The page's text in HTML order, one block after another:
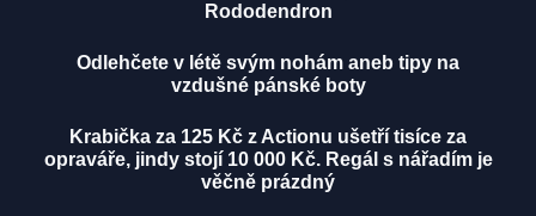
Rododendron
Odlehčete v létě svým nohám aneb tipy na
vzdušné pánské boty
Krabička za 125 Kč z Actionu ušetří tisíce za
opraváře, jindy stojí 10 000 Kč. Regál s nářadím je
věčně prázdný